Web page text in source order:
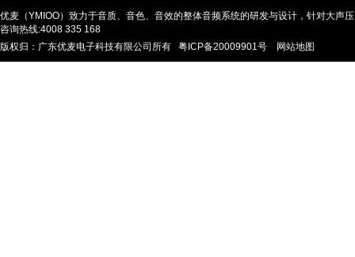
优麦（YMIOO）致力于音质、音色、音效的整体音频系统的研发与设计，针对大
咨询热线:4008 335 168
版权归：广东优麦电子科技有限公司所有 粤ICP备20009901号 网站地图